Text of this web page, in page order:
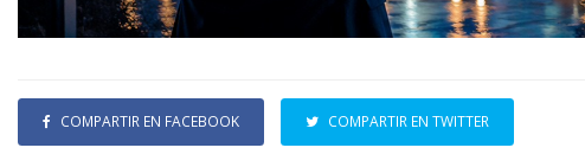
COMPARTIR EN FACEBOOK COMPARTIR EN TWITTER